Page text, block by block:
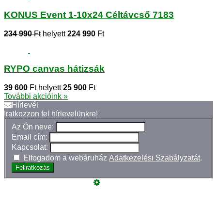
KONUS Event 1-10x24 Céltávcső 7183
234 990 Fthelyett224 990 Ft
RYPO canvas hátizsák
39 600 Fthelyett25 900 Ft
További akcióink »
Hírlevél
Iratkozzon fel hírlevelünkre!
Az Ön neve:
Email cím:
Kapcsolat:
Elfogadom a webáruház Adatkezelési Szabályzatát.
Feliratkozás